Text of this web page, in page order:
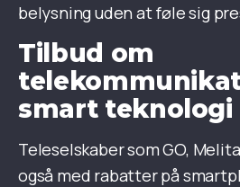
belysning uden at føle sig
Tilbud om
smart teknologi
Teleselskaber som GO,
også med rabatter på